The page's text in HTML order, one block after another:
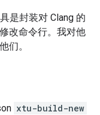
是封装对 Clang 的
改命令行。我对他
们。
xtu-build-new